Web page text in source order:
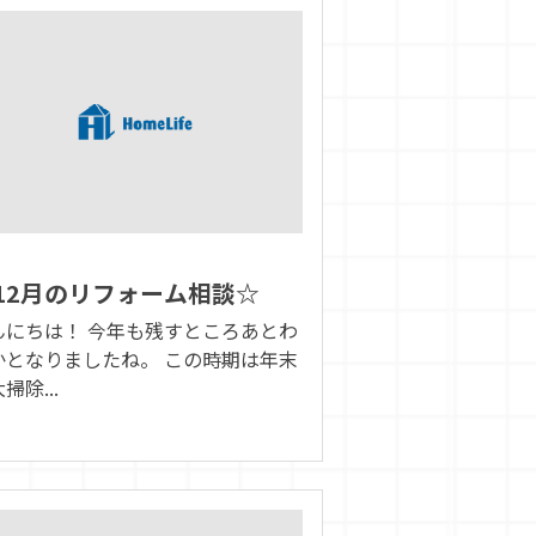
月のリフォーム相談☆
にちは！ 今年も残すところあとわ
となりましたね。 この時期は年末
除...